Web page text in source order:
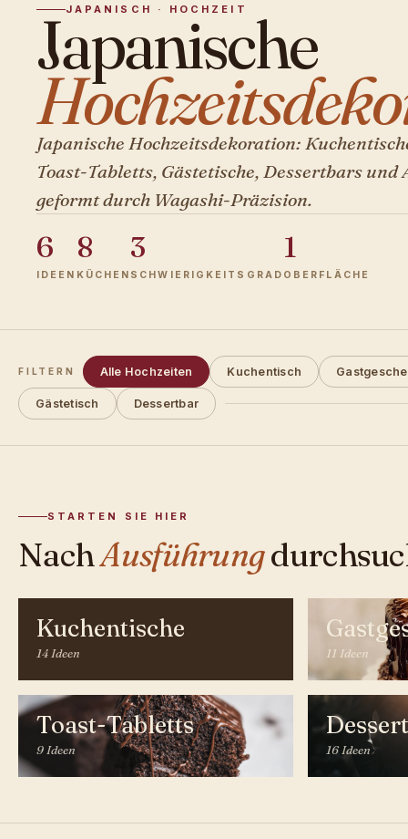
JAPANISCH · HOCHZEIT
Japanische
Japanische Hochzeitsdekoration:
Toast-Tabletts, Gästetische, Dessertbars
geformt durch Wagashi-Präzision.
6
IDEEN
8
KÜCHEN
3
SCHWIERIGKEITSGRAD
1
OBERFLÄCHE
FILTERN Alle Hochzeiten Kuchentisch
Gästetisch Dessertbar
STARTEN SIE HIER
NachAusführung
Kuchentische
14 Ideen 11 Ideen
Toast-Tabletts
9 Ideen 16 Ideen